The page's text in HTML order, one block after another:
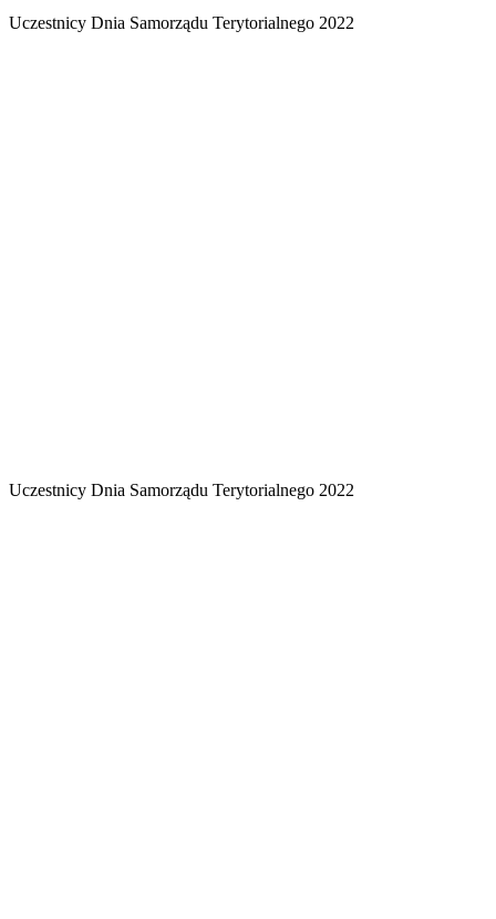
Uczestnicy Dnia Samorządu Terytorialnego 2022
Uczestnicy Dnia Samorządu Terytorialnego 2022